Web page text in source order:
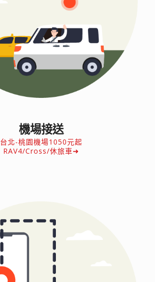
機場接送
台北-桃園機場1050元起
RAV4/Cross/休旅車➜